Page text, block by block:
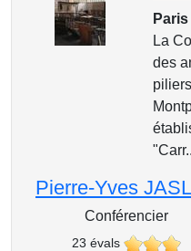
Paris
La
des
Pierre-Yves
Conférencier
23 évals